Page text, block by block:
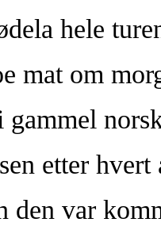
hele
mat om
etter
den var